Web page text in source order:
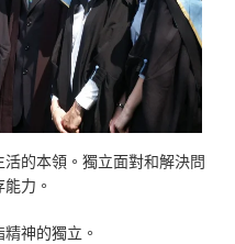
的本領。獨立面對和解決問
力。
神的獨立。